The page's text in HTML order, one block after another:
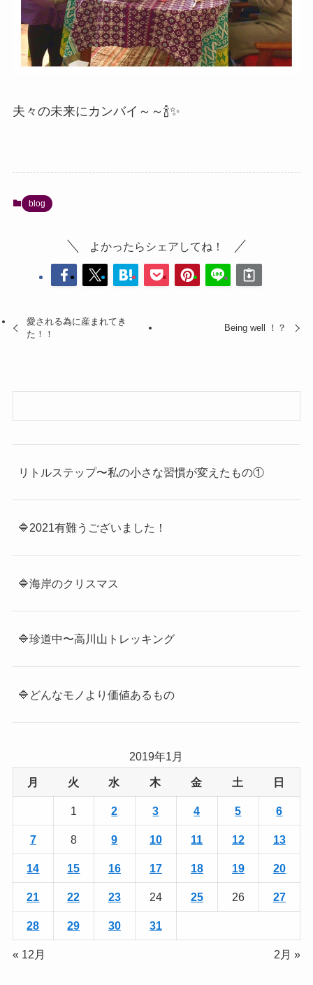
夫々の未来にカンバイ～～🍾✨
blog
よかったらシェアしてね！
愛される為に産まれてき
た！！
Being well ！？
リトルステップ〜私の小さな習慣が変えたもの①
🔷2021有難うございました！
🔷海岸のクリスマス
🔷珍道中〜高川山トレッキング
🔷どんなモノより価値あるもの
2019年1月
月 火 水 木 金 土 日
1 2 3 4 5 6
7 8 9 10 11 12 13
14 15 16 17 18 19 20
21 22 23 24 25 26 27
28 29 30 31
« 12月 2月 »